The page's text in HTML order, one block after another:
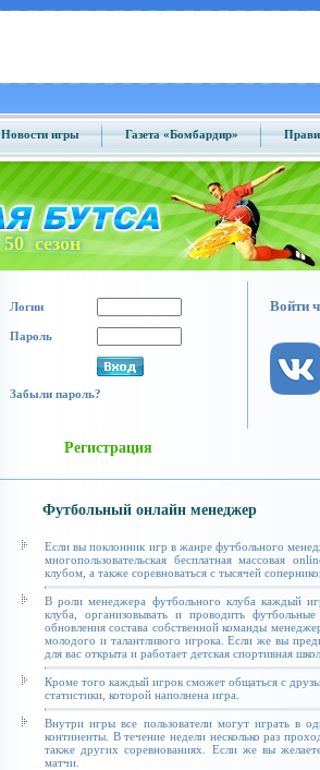
Новости игры Газета «Бомбардир»
50 сезон
Логин
Пароль
Забыли пароль?
Войти
Регистрация
Футбольный онлайн менеджер
Если вы поклонник игр в жанре футбольного
многопользовательская бесплатная массовая
клубом, а также соревноваться с тысячей
В роли менеджера футбольного клуба каждый
клуба, организовывать и проводить
обновления состава собственной команды
молодого и талантливого игрока. Если же вы
для вас открыта и работает детская спортивная
Кроме того каждый игрок сможет общаться с
статистики, которой наполнена игра.
Внутри игры все пользователи могут играть в
континенты. В течение недели несколько раз
также других соревнованиях. Если же вы
матчи.